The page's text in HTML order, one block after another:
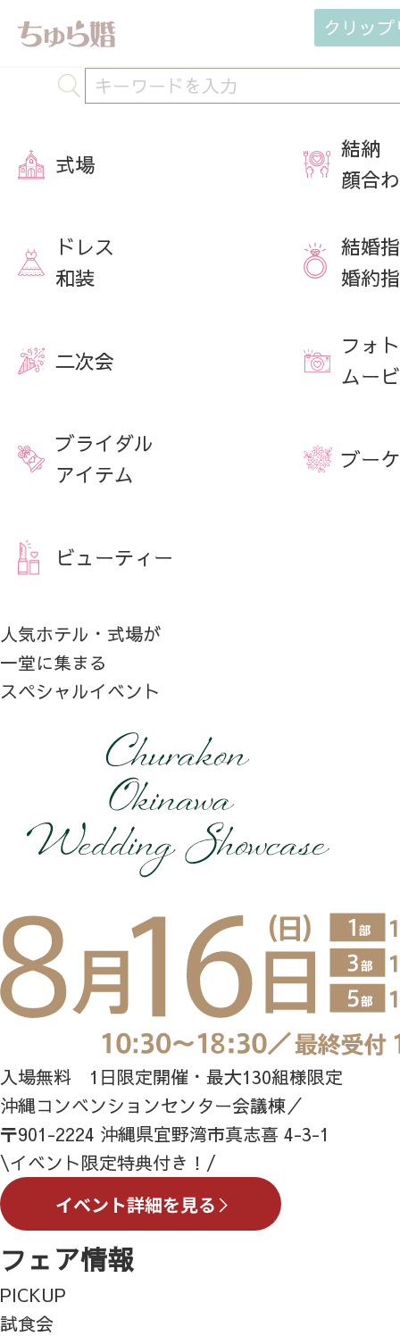
クリッ
式場
結納
顔合
ドレス
和装
結婚
婚約
二次会
フォト
ムー
ブライダル
アイテム
ブーケ
ビューティー
人気ホテル・式場が
一堂に集まる
スペシャルイベント
入場無料 1日限定開催・最大130組様限定
沖縄コンベンションセンター会議棟／
〒901-2224 沖縄県宜野湾市真志喜 4-3-1
\イベント限定特典付き！/
フェア情報
PICKUP
試食会